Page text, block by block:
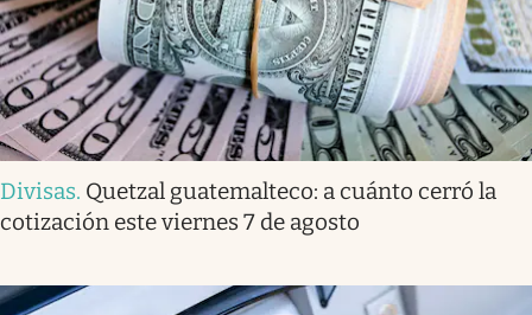
Divisas. Quetzal guatemalteco: a cuánto cerró la
cotización este viernes 7 de agosto